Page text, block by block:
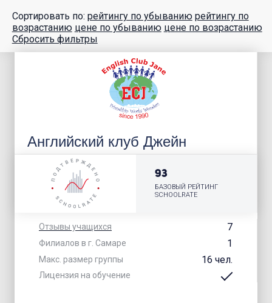
Сортировать по: рейтингу по убыванию рейтингу по
возрастанию цене по убыванию цене по возрастанию
Сбросить фильтры
Английский клуб Джейн
Отзывы учащихся 7
Филиалов в г. Самаре 1
Макс. размер группы 16 чел.
Лицензия на обучение
93
БАЗОВЫЙ РЕЙТИНГ
SCHOOLRATE